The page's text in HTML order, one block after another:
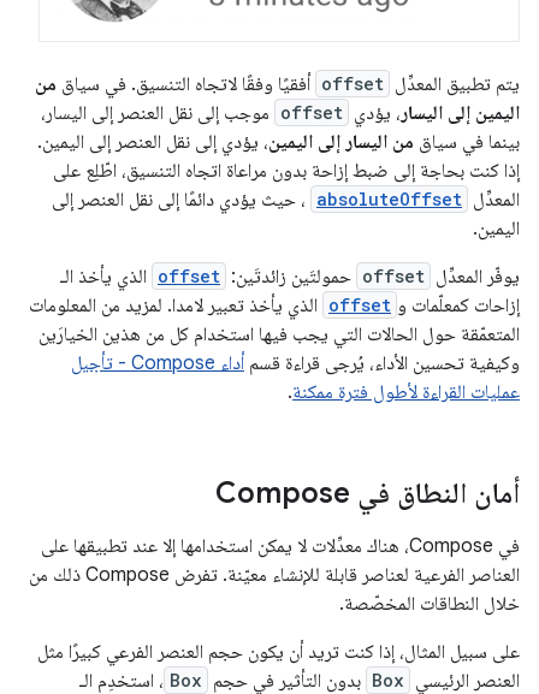
يتم تطبيق المعدِّل offset أفقيًا وفقًا لاتجاه التنسيق. في سياق من
اليمين إلى اليسار ، يؤدي offset موجب إلى نقل العنصر إلى اليسار،
بينما في سياق من اليسار إلى اليمين، يؤدي إلى نقل العنصر إلى اليمين.
إذا كنت بحاجة إلى ضبط إزاحة بدون مراعاة اتجاه التنسيق، اطّلِع على
المعدِّل absoluteOffset ، حيث يؤدي دائمًا إلى نقل العنصر إلى
اليمين.
يوفّر المعدِّل offset حمولتَين زائدتَين: offset الذي يأخذ الـ
إزاحات كمعلّمات و offset الذي يأخذ تعبير لامدا. لمزيد من المعلومات
المتعمّقة حول الحالات التي يجب فيها استخدام كل من هذين الخيارَين
وكيفية تحسين الأداء، يُرجى قراءة قسم
أداء Compose - تأجيل
عمليات القراءة لأطول فترة ممكنة.
أمان النطاق في Compose
في Compose، هناك معدِّلات لا يمكن استخدامها إلا عند تطبيقها على
العناصر الفرعية لعناصر قابلة للإنشاء معيّنة. تفرض Compose ذلك من
خلال النطاقات المخصّصة.
على سبيل المثال، إذا كنت تريد أن يكون حجم العنصر الفرعي كبيرًا مثل
العنصر الرئيسي Box بدون التأثير في حجم Box ، استخدِم الـ